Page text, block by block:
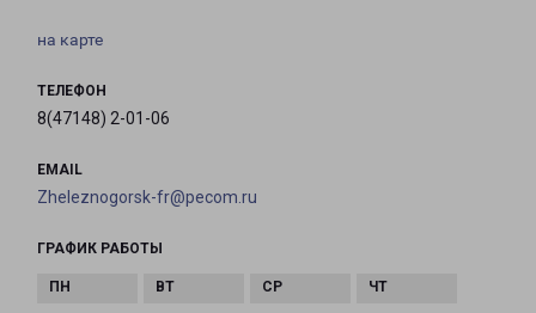
на карте
ТЕЛЕФОН
8(47148) 2-01-06
EMAIL
Zheleznogorsk-fr@pecom.ru
ГРАФИК РАБОТЫ